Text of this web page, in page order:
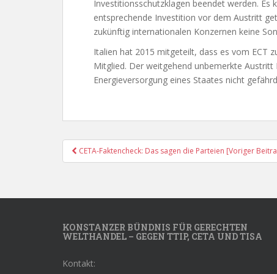
Investitionsschutzklagen beendet werden.
entsprechende Investition vor dem Austritt
zukünftig internationalen Konzernen keine
Italien hat 2015 mitgeteilt, dass es vom ECT
Mitglied. Der weitgehend unbemerkte
Energieversorgung eines Staates nicht
Post
Navigation
CETA-Faktencheck: Das sagen die Parteien [Voriger
KONSTANZER BÜNDNIS FÜR GERECHTEN
WELTHANDEL – GEGEN TTIP, CETA UND TISA
Kontakt: